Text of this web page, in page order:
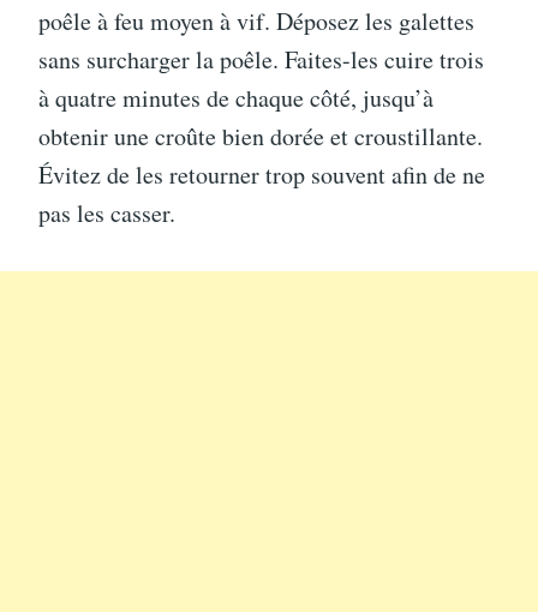
poêle à feu moyen à vif. Déposez les galettes
sans surcharger la poêle. Faites-les cuire trois
à quatre minutes de chaque côté, jusqu’à
obtenir une croûte bien dorée et croustillante.
Évitez de les retourner trop souvent afin de ne
pas les casser.